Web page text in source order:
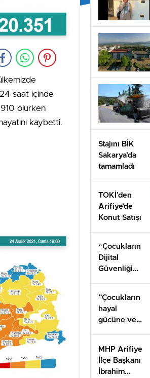
saat içinde
olurken
kaybetti.
Stajını BİK
Sakarya’da
tamamladı
TOKİ’den
Arifiye’de
Konut Satışı
“Çocukların
Dijital
Güvenliği
”Çocukların
hayal
gücüne ve
ev sahipliği
yaptı.”
MHP Arifiye
İlçe Başkanı
İbrahim